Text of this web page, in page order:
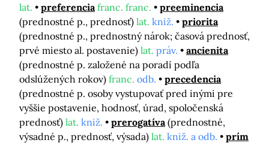
lat.
preferencia franc. franc.
preeminencia
(prednostné p., prednosť) lat. kniž.
priorita
(prednostné p., prednostný nárok; časová prednosť,
prvé miesto al. postavenie) lat. práv.
ancienita
(prednostné p. založené na poradí podľa
odslúžených rokov) franc. odb.
precedencia
(prednostné p. osoby vystupovať pred inými pre
vyššie postavenie, hodnosť, úrad, spoločenská
prednosť) lat. kniž. prerogatíva (prednostné,
výsadné p., prednosť, výsada) lat. kniž. a odb.
prím